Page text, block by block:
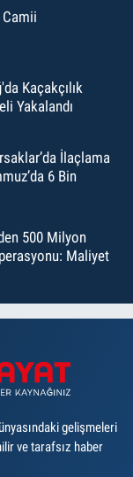
Camii
Kaçakçılık
Yakalandı
İlaçlama
6 Bin
500 Milyon
Maliyet
gelişmeleri
ve tarafsız haber